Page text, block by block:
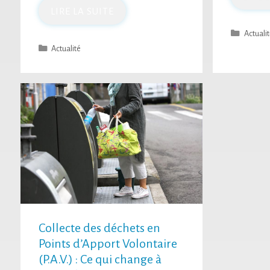
Actualité
Collecte des déchets en
Points d’Apport Volontaire
(P.A.V.) : Ce qui change à